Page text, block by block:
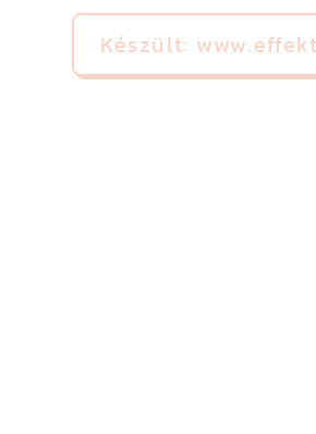
Készült: